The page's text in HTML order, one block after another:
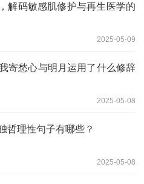
解码敏感肌修护与再生医学的
2025-05-09
寄愁心与明月运用了什么修辞
2025-05-08
哲理性句子有哪些？
2025-05-08